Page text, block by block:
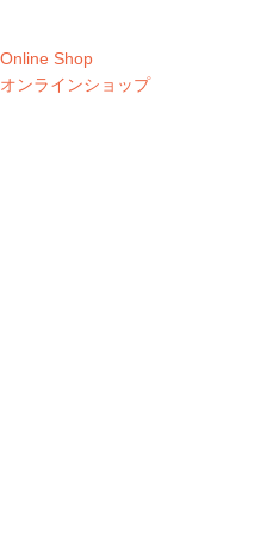
Online Shop
オンラインショップ